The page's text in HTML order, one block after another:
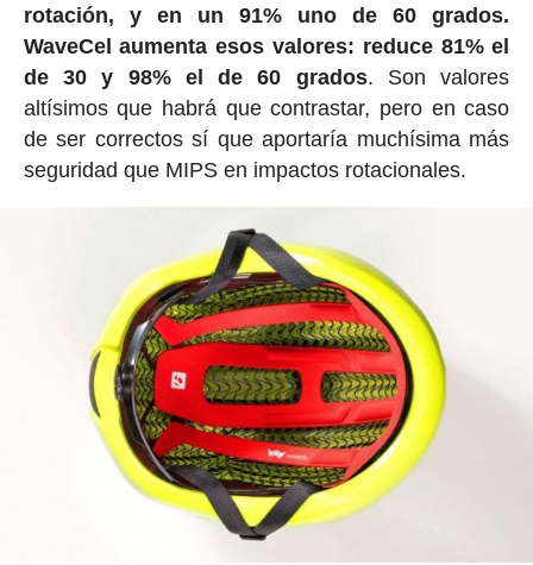
rotación, y en un 91% uno de 60 grados.
WaveCel aumenta esos valores: reduce 81% el
de 30 y 98% el de 60 grados. Son valores
altísimos que habrá que contrastar, pero en caso
de ser correctos sí que aportaría muchísima más
seguridad que MIPS en impactos rotacionales.